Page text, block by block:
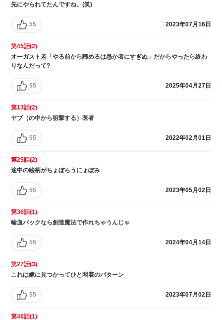
先にやられてたんですね。(笑)
55 2023年07月16日
第45話(2)
オーガスト老「やる前から諦めるは愚か者にすぎぬ」だからやったら終わ
りなんだって?
55 2025年04月27日
第13話(2)
ヤブ（の中から狙撃する）医者
55 2022年02月01日
第25話(2)
途中の絵柄がちょぼらうにょぽみ
55 2023年05月02日
第36話(1)
輸血パックなら創造魔法で作れちゃうんじゃ
55 2024年04月14日
第27話(3)
これは嫁に見つかってひと悶着のパターン
55 2023年07月02日
第46話(1)